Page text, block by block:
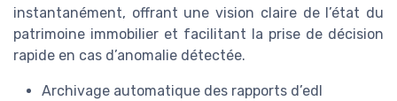
instantanément, offrant une vision claire de l’état du
patrimoine immobilier et facilitant la prise de décision
rapide en cas d’anomalie détectée.
Archivage automatique des rapports d’edl